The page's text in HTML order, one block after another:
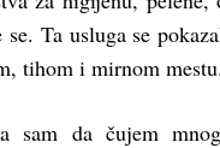
Ta usluga se
tihom i mirnom mestu.
sam da čujem